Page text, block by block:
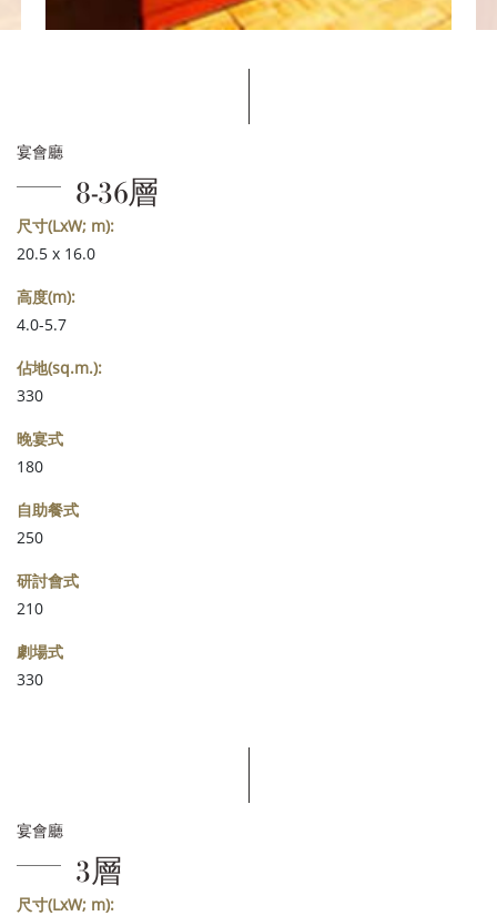
宴會廳
8-36層
尺寸(LxW; m):
20.5 x 16.0
高度(m):
4.0-5.7
佔地(sq.m.):
330
晚宴式
180
自助餐式
250
研討會式
210
劇場式
330
宴會廳
3層
尺寸(LxW; m):